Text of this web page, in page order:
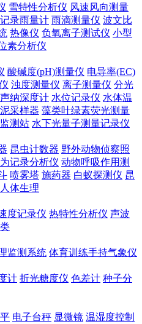
雪特性分析仪 风速风向测量
录雨量计 雨滴测量仪 波文比
热像仪 负氧离子测试仪 小型
素分析仪
酸碱度(pH)测量仪 电导率(EC)
浊度测量仪 离子测量仪 分光
声纳深度计 水位记录仪 水体温
采样器 藻类叶绿素荧光测量
测站 水下光量子测量记录仪
昆虫计数器 野外动物侦察照
记录分析仪 动物呼吸作用测
喷雾塔 施药器 白蚁探测仪 昆
人体生理
度记录仪 热特性分析仪 声波
监测系统 体育训练手持气象仪
计 折光糖度仪 色差计 种子分
电子台秤 显微镜 温湿度控制